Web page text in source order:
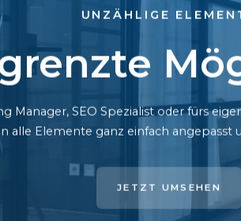
UNZÄHLIGE
Manager, SEO Spezialist oder fürs
alle Elemente ganz einfach angepasst
JETZT UMSEHEN